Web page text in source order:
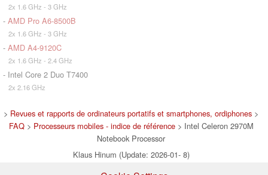
2x 1.6 GHz - 3 GHz
- AMD Pro A6-8500B
2x 1.6 GHz - 3 GHz
- AMD A4-9120C
2x 1.6 GHz - 2.4 GHz
- Intel Core 2 Duo T7400
2x 2.16 GHz
> Revues et rapports de ordinateurs portatifs et smartphones, ordiphones >
FAQ> Processeurs mobiles - indice de référence> Intel Celeron 2970M
Notebook Processor
Klaus Hinum (Update: 2026-01- 8)